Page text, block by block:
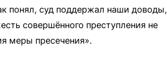
понял, суд поддержал наши доводы,
совершённого преступления не
меры пресечения».